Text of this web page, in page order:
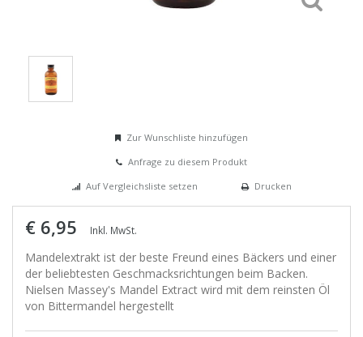
Zur Wunschliste hinzufügen
Anfrage zu diesem Produkt
Auf Vergleichsliste setzen
Drucken
€ 6,95 Inkl. MwSt.
Mandelextrakt ist der beste Freund eines Bäckers und einer
der beliebtesten Geschmacksrichtungen beim Backen.
Nielsen Massey's Mandel Extract wird mit dem reinsten Öl
von Bittermandel hergestellt